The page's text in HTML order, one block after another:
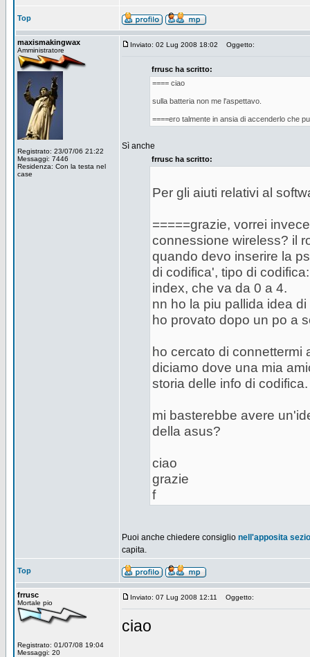
Top
maxismakingwax
Amministratore
Registrato: 23/07/06 21:22
Messaggi: 7446
Residenza: Con la testa nel
case
Inviato: 02 Lug 2008 18:02 Oggetto:
frrusc ha scritto:
==== ciao
sulla batteria non me l'aspettavo.
====ero talmente in ansia di accenderlo che
Sì anche
frrusc ha scritto:
Per gli aiuti relativi al
=====grazie, vorrei
connessione wireless? il
quando devo inserire la
di codifica', tipo di
index, che va da 0 a 4.
nn ho la piu pallida idea
ho provato dopo un po a
ho cercato di connettermi
diciamo dove una mia
storia delle info di codifica.
mi basterebbe avere
della asus?
ciao
grazie
f
Puoi anche chiedere consiglio nell'apposita
capita.
Top
frrusc
Mortale pio
Registrato: 01/07/08 19:04
Messaggi: 20
Inviato: 07 Lug 2008 12:11 Oggetto:
ciao